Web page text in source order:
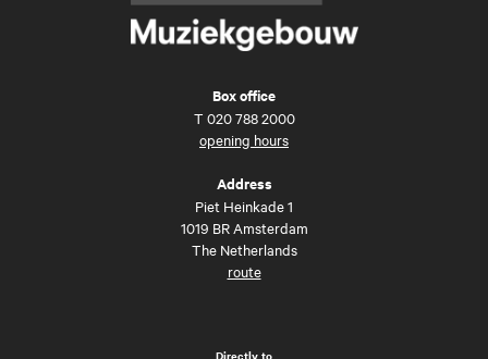
Box office
T 020 788 2000
opening hours
Address
Piet Heinkade 1
1019 BR Amsterdam
The Netherlands
route
Directly to